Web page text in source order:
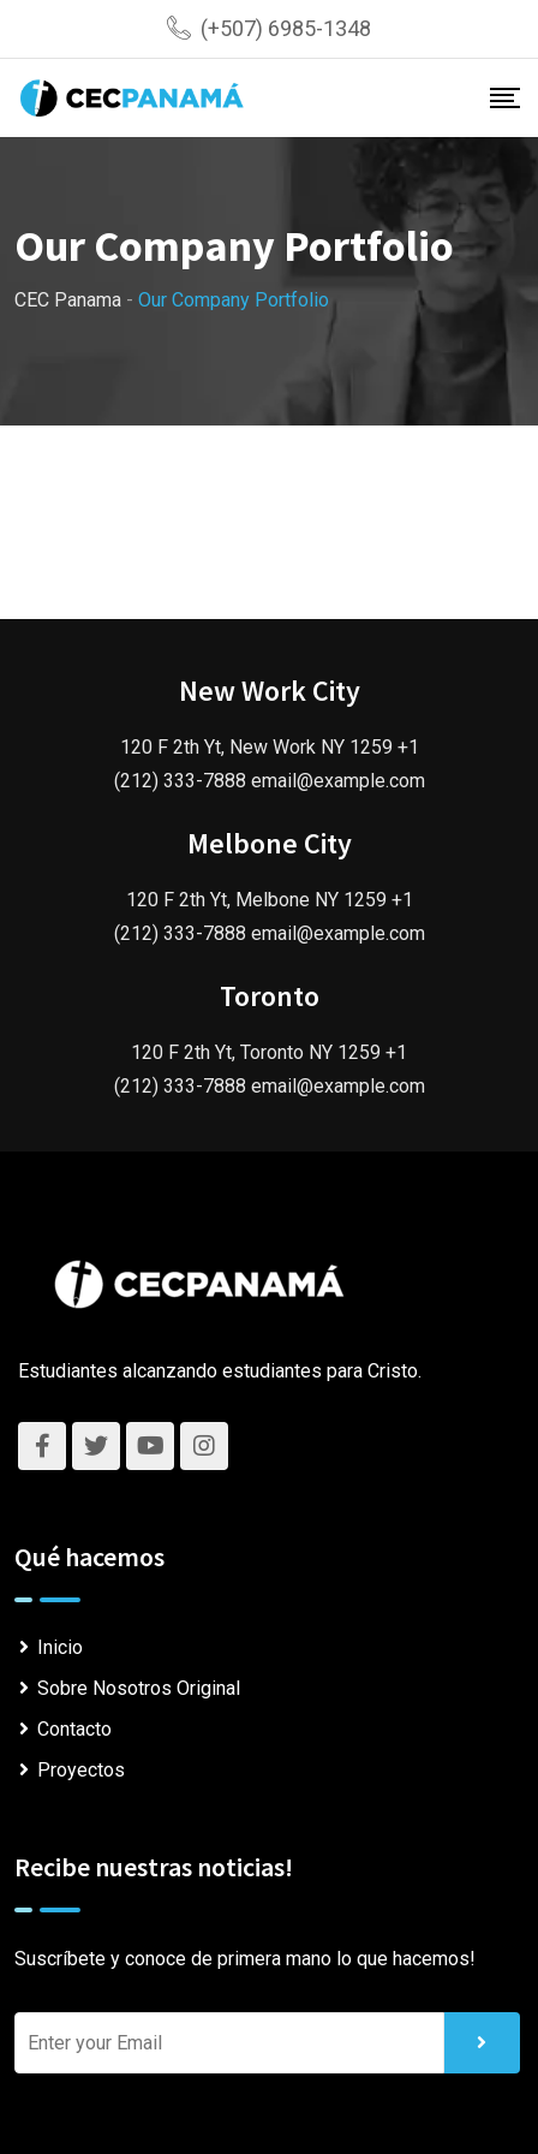
(+507) 6985-1348
Our Company Portfolio
CEC Panama - Our Company Portfolio
New Work City
120 F 2th Yt, New Work NY 1259 +1
(212) 333-7888 email@example.com
Melbone City
120 F 2th Yt, Melbone NY 1259 +1
(212) 333-7888 email@example.com
Toronto
120 F 2th Yt, Toronto NY 1259 +1
(212) 333-7888 email@example.com
Estudiantes alcanzando estudiantes para Cristo.
Qué hacemos
Inicio
Sobre Nosotros Original
Contacto
Proyectos
Recibe nuestras noticias!
Suscríbete y conoce de primera mano lo que hacemos!